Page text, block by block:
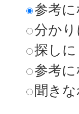
参考
分か
探し
参考
聞き